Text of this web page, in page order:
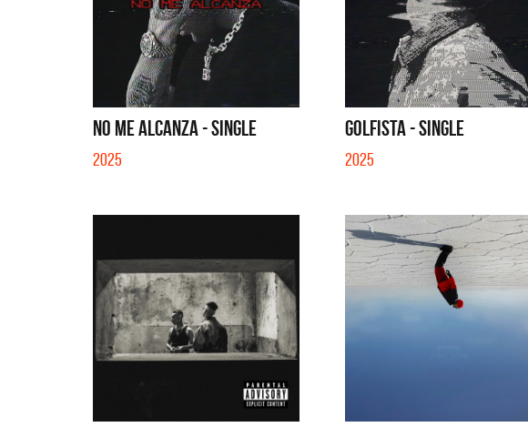
NO ME ALCANZA - SINGLE
2025
GOLFISTA - SINGLE
2025